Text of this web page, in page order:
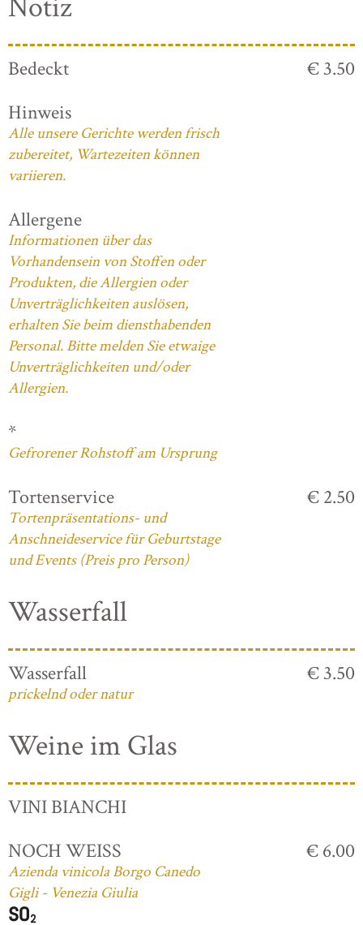
Notiz
Bedeckt
€ 3.50
Hinweis
Alle unsere Gerichte werden frisch
zubereitet, Wartezeiten können
variieren.
Allergene
Informationen über das
Vorhandensein von Stoffen oder
Produkten, die Allergien oder
Unverträglichkeiten auslösen,
erhalten Sie beim diensthabenden
Personal. Bitte melden Sie etwaige
Unverträglichkeiten und/oder
Allergien.
*
Gefrorener Rohstoff am Ursprung
Tortenservice
Tortenpräsentations- und
Anschneideservice für Geburtstage
und Events (Preis pro Person)
€ 2.50
Wasserfall
Wasserfall
prickelnd oder natur
€ 3.50
Weine im Glas
VINI BIANCHI
NOCH WEISS
Azienda vinicola Borgo Canedo
Gigli - Venezia Giulia
€ 6.00